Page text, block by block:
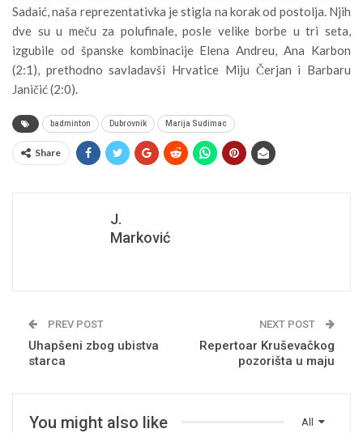
Sadaić, naša reprezentativka je stigla na korak od postolja. Njih
dve su u meču za polufinale, posle velike borbe u tri seta,
izgubile od španske kombinacije Elena Andreu, Ana Karbon
(2:1), prethodno savladavši Hrvatice Miju Čerjan i Barbaru
Janičić (2:0).
badminton Dubrovnik Marija Sudimac
Share
J.
Marković
PREV POST
Uhapšeni zbog ubistva
starca
NEXT POST
Repertoar Kruševačkog
pozorišta u maju
All
You might also like